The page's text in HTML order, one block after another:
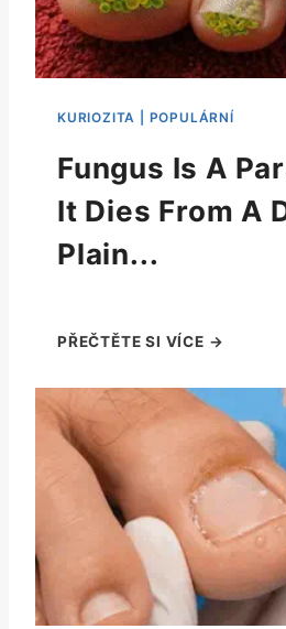
Fungus Is A
It Dies From A
Plain...